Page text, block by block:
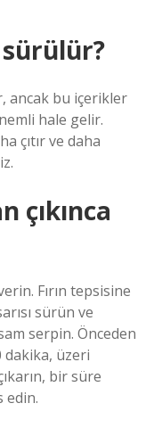
sürülür?
ancak bu içerikler
hale gelir.
çıtır ve daha
çıkınca
Fırın tepsisine
sürün ve
serpin. Önceden
dakika, üzeri
bir süre
edin.